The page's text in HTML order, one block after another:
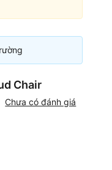
Chair
Chưa có đánh giá